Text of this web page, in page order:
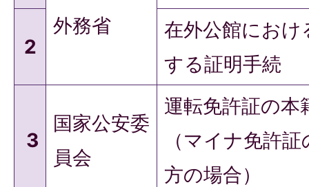
外務省
2
在外公館におけ
する証明手続
3
国家公安委
員会
運転免許証の本
（マイナ免許
方の場合）